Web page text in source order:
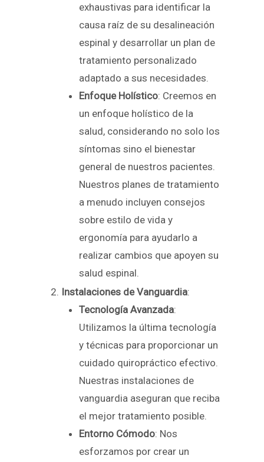
exhaustivas para identificar la
causa raíz de su desalineación
espinal y desarrollar un plan de
tratamiento personalizado
adaptado a sus necesidades.
Enfoque Holístico: Creemos en
un enfoque holístico de la
salud, considerando no solo los
síntomas sino el bienestar
general de nuestros pacientes.
Nuestros planes de tratamiento
a menudo incluyen consejos
sobre estilo de vida y
ergonomía para ayudarlo a
realizar cambios que apoyen su
salud espinal.
Instalaciones de Vanguardia:
Tecnología Avanzada:
Utilizamos la última tecnología
y técnicas para proporcionar un
cuidado quiropráctico efectivo.
Nuestras instalaciones de
vanguardia aseguran que reciba
el mejor tratamiento posible.
Entorno Cómodo: Nos
esforzamos por crear un